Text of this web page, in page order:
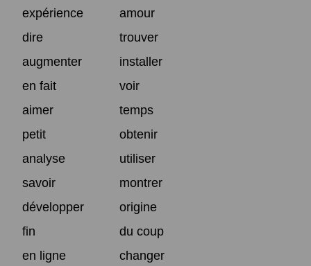
expérience
amour
dire
trouver
augmenter
installer
en fait
voir
aimer
temps
petit
obtenir
analyse
utiliser
savoir
montrer
développer
origine
fin
du coup
en ligne
changer